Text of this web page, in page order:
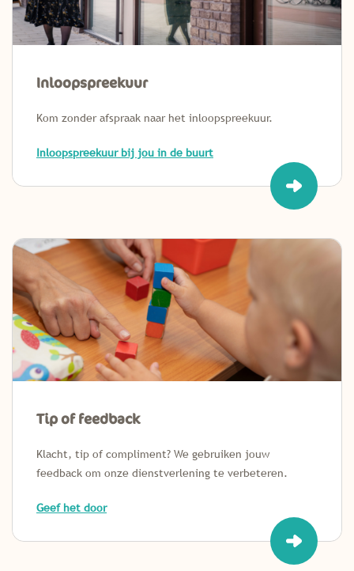
Inloopspreekuur
Kom zonder afspraak naar het inloopspreekuur.
Inloopspreekuur bij jou in de buurt
Tip of feedback
Klacht, tip of compliment? We gebruiken jouw
feedback om onze dienstverlening te verbeteren.
Geef het door